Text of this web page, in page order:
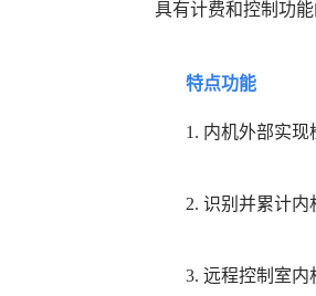
具有计费和控制功
特点功能
1. 内机外部实
2. 识别并累计
3. 远程控制室